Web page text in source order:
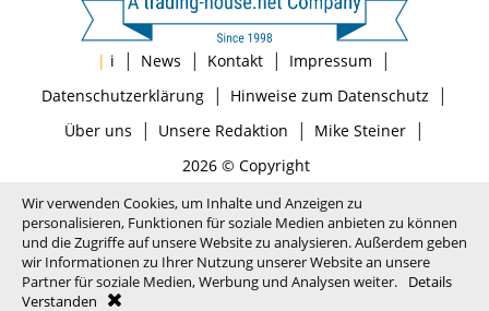
| i | News | Kontakt | Impressum |
Datenschutzerklärung| Hinweise zum Datenschutz |
Über uns | Unsere Redaktion | Mike Steiner|
2026 © Copyright
Wir verwenden Cookies, um Inhalte und Anzeigen zu
personalisieren, Funktionen für soziale Medien anbieten zu können
und die Zugriffe auf unsere Website zu analysieren. Außerdem geben
wir Informationen zu Ihrer Nutzung unserer Website an unsere
Partner für soziale Medien, Werbung und Analysen weiter.
Details
Verstanden